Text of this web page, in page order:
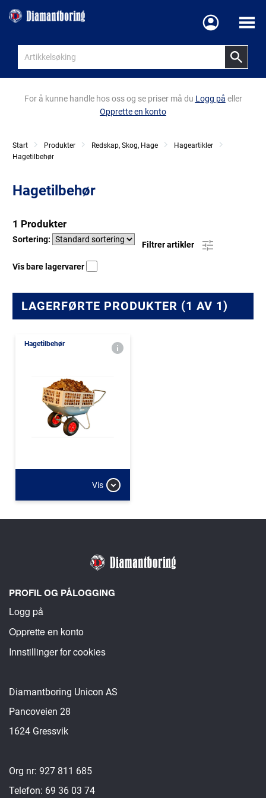
Meny
For å kunne handle hos oss og se priser må du Logg på eller
Opprette en konto
Start Produkter Redskap, Skog, Hage
Hageartikler
Hagetilbehør
Hagetilbehør
1 Produkter
Sortering:
Filtrer artikler
Vis bare lagervarer
LAGERFØRTE PRODUKTER (1 AV 1)
Hagetilbehør
Vis
PROFIL OG PÅLOGGING
Logg på
Opprette en konto
Innstillinger for cookies
Diamantboring Unicon AS
Pancoveien 28
1624 Gressvik
Org nr: 927 811 685
Telefon: 69 36 03 74